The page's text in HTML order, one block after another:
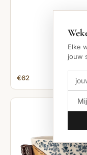
€62
Elke
jouw